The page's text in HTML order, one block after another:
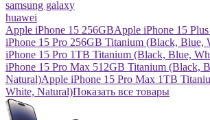
samsung galaxy
huawei
Apple iPhone 15 256GBApple iPhone 15
iPhone 15 Pro 256GB Titanium (Black, Blue,
iPhone 15 Pro 1TB Titanium (Black, Blue,
iPhone 15 Pro Max 512GB Titanium (Black,
Natural)Apple iPhone 15 Pro Max 1TB
White, Natural)Показать все товары